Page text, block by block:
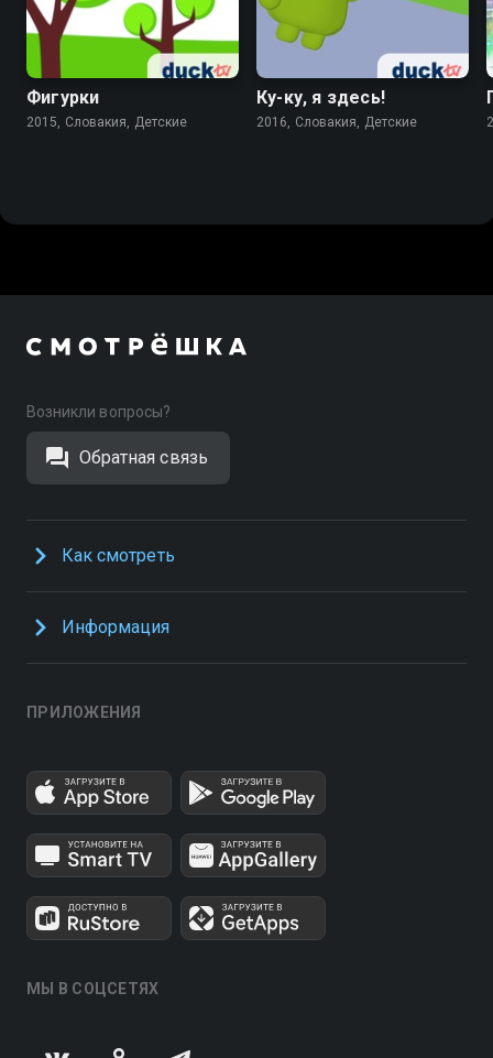
Фигурки
2015, Словакия, Детские
Ку-ку, я здесь!
2016, Словакия, Детские
Возникли вопросы?
Обратная связь
Как смотреть
Информация
ПРИЛОЖЕНИЯ
МЫ В СОЦСЕТЯХ